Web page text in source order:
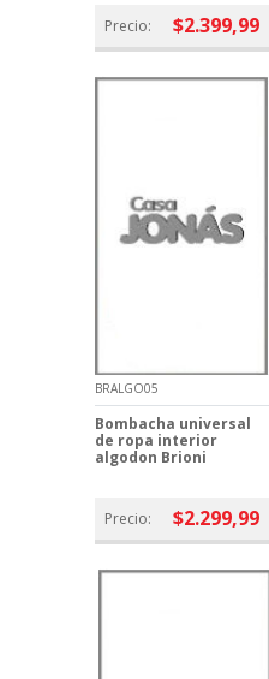
Precio: $2.399,99
BRALGO05
Bombacha universal
de ropa interior
algodon Brioni
Precio: $2.299,99